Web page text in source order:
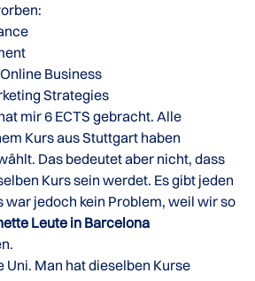
Business
Strategies
mir 6 ECTS gebracht. Alle
Kurs aus Stuttgart haben
Das bedeutet aber nicht, dass
Kurs sein werdet. Es gibt jeden
war jedoch kein Problem, weil wir so
Leute in Barcelona
Uni. Man hat dieselben Kurse